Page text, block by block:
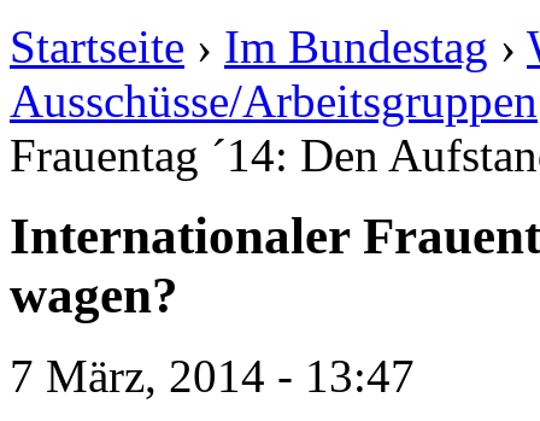
Startseite › Im Bundestag ›
Ausschüsse/Arbeitsgruppen
Frauentag ´14: Den
Internationaler
wagen?
7 März, 2014 - 13:47